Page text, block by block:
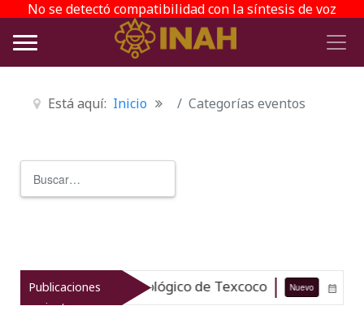
No se detectó compatibilidad con la síntesis de voz
Está aquí: Inicio Categorías eventos
Publicaciones
recientes
patrimonio arqueológico de Texcoco Nuevo 07-08-26